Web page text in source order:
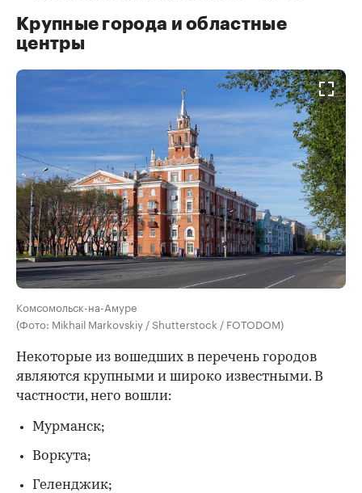
Крупные города и областные
центры
Комсомольск-на-Амуре
(Фото: Mikhail Markovskiy / Shutterstock / FOTODOM)
Некоторые из вошедших в перечень городов
являются крупными и широко известными. В
частности, него вошли:
Мурманск;
Воркута;
Геленджик;